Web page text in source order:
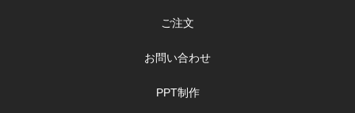
ご注文
お問い合わせ
PPT制作